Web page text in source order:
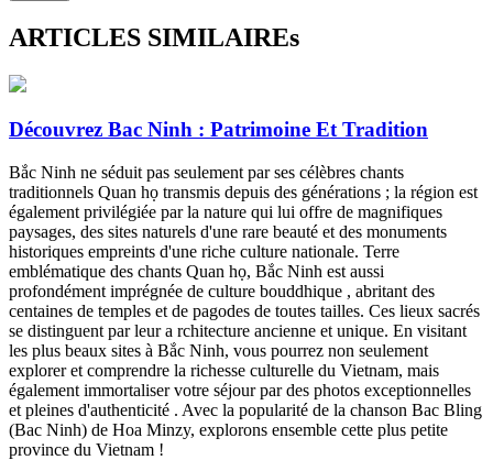
ARTICLES SIMILAIREs
Découvrez Bac Ninh : Patrimoine Et Tradition
Bắc Ninh ne séduit pas seulement par ses célèbres chants
traditionnels Quan họ transmis depuis des générations ; la région est
également privilégiée par la nature qui lui offre de magnifiques
paysages, des sites naturels d'une rare beauté et des monuments
historiques empreints d'une riche culture nationale. Terre
emblématique des chants Quan họ, Bắc Ninh est aussi
profondément imprégnée de culture bouddhique , abritant des
centaines de temples et de pagodes de toutes tailles. Ces lieux sacrés
se distinguent par leur a rchitecture ancienne et unique. En visitant
les plus beaux sites à Bắc Ninh, vous pourrez non seulement
explorer et comprendre la richesse culturelle du Vietnam, mais
également immortaliser votre séjour par des photos exceptionnelles
et pleines d'authenticité . Avec la popularité de la chanson Bac Bling
(Bac Ninh) de Hoa Minzy, explorons ensemble cette plus petite
province du Vietnam !